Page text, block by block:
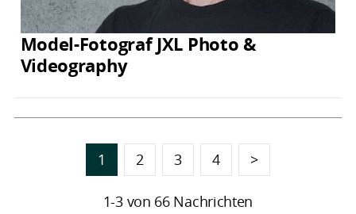
Model-Fotograf JXL Photo &
Videography
1 2 3 4 >
1-3 von 66 Nachrichten